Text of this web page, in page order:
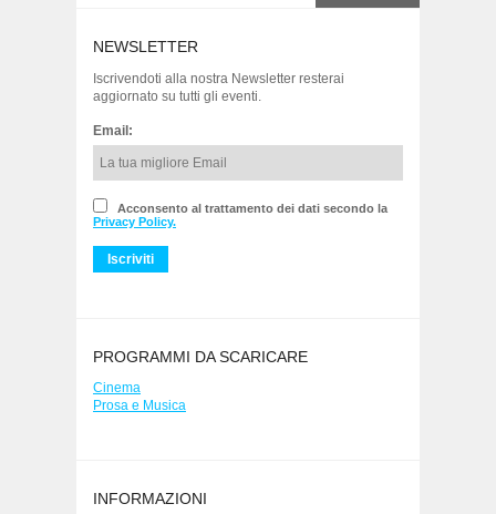
NEWSLETTER
Iscrivendoti alla nostra Newsletter resterai
aggiornato su tutti gli eventi.
Email:
Acconsento al trattamento dei dati secondo la
Privacy Policy.
PROGRAMMI DA SCARICARE
Cinema
Prosa e Musica
INFORMAZIONI